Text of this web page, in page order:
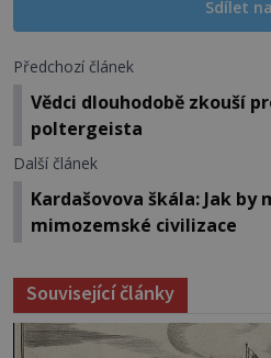
Sdílet
Předchozí článek
Vědci dlouhodobě zkouší
poltergeista
Další článek
Kardašovova škála: Jak by
mimozemské civilizace
Související články